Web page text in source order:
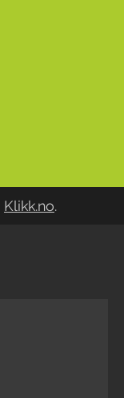
Klikk.no.